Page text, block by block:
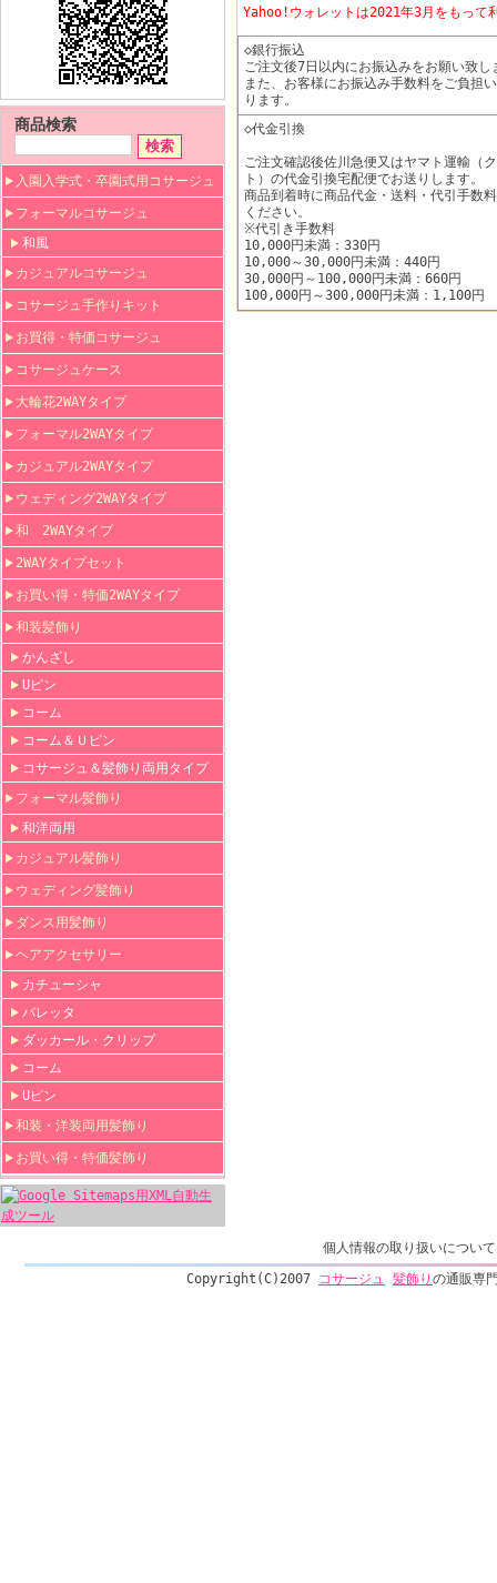
商品検索
入園入学式・卒園式用コサージュ
フォーマルコサージュ
和風
カジュアルコサージュ
コサージュ手作りキット
お買得・特価コサージュ
コサージュケース
大輪花2WAYタイプ
フォーマル2WAYタイプ
カジュアル2WAYタイプ
ウェディング2WAYタイプ
和 2WAYタイプ
2WAYタイプセット
お買い得・特価2WAYタイプ
和装髪飾り
かんざし
Uピン
コーム
コーム＆Ｕピン
コサージュ＆髪飾り両用タイプ
フォーマル髪飾り
和洋両用
カジュアル髪飾り
ウェディング髪飾り
ダンス用髪飾り
ヘアアクセサリー
カチューシャ
バレッタ
ダッカール・クリップ
コーム
Uピン
和装・洋装両用髪飾り
お買い得・特価髪飾り
Yahoo!ウォレットは2021年3月をもって
◇銀行振込
ご注文後7日以内にお振込みをお願い致し
また、お客様にお振込み手数料をご負担
ります。
◇代金引換
ご注文確認後佐川急便又はヤマト運輸（
ト）の代金引換宅配便でお送りします。
商品到着時に商品代金・送料・代引手数
ください。
※代引き手数料
10,000円未満：330円
10,000～30,000円未満：440円
30,000円～100,000円未満：660円
100,000円～300,000円未満：1,100円
個人情報の取り扱いについて
Copyright(C)2007 コサージュ 髪飾り の通販